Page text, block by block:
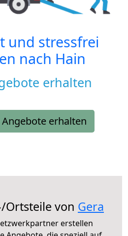
und stressfrei
nach Hain
erhalten
erhalten
Ortsteile von Gera
erstellen